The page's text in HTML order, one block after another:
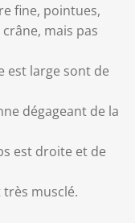
fine, pointues,
mais pas
est large sont de
dégageant de la
est droite et de
musclé.